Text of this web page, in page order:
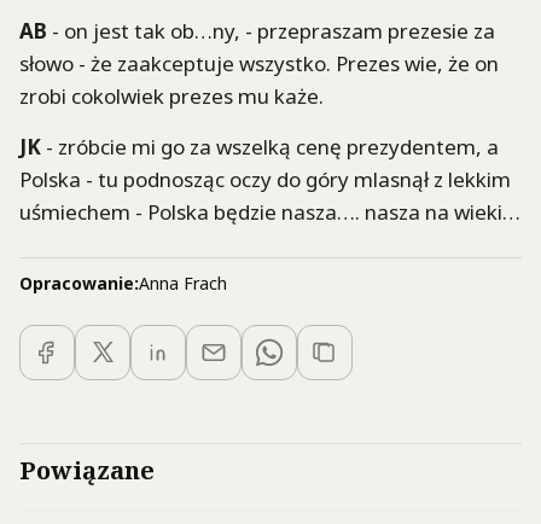
AB - on jest tak ob…ny, - przepraszam prezesie za
słowo - że zaakceptuje wszystko. Prezes wie, że on
zrobi cokolwiek prezes mu każe.
JK - zróbcie mi go za wszelką cenę prezydentem, a
Polska - tu podnosząc oczy do góry mlasnął z lekkim
uśmiechem - Polska będzie nasza…. nasza na wieki…
Opracowanie:Anna Frach
Powiązane